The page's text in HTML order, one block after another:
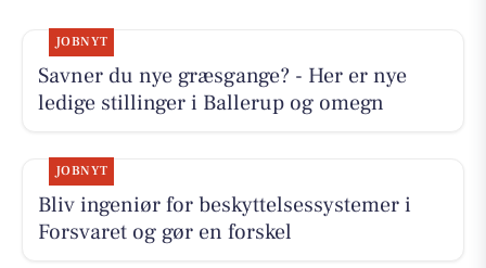
JOBNYT
Savner du nye græsgange? - Her er nye
ledige stillinger i Ballerup og omegn
JOBNYT
Bliv ingeniør for beskyttelsessystemer i
Forsvaret og gør en forskel